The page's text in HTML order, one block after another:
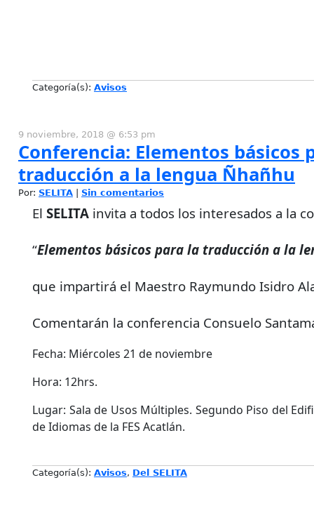
Categoría(s): Avisos
9 noviembre, 2018 @ 6:53 pm
Conferencia: Elementos básicos
traducción a la lengua Ñhañhu
Por: SELITA Sin comentarios
El SELITA invita a todos los interesados a la
“Elementos básicos para la traducción a la
que impartirá el Maestro Raymundo Isidro
Comentarán la conferencia Consuelo
Fecha: Miércoles 21 de noviembre
Hora: 12hrs.
Lugar: Sala de Usos Múltiples. Segundo Piso del
de Idiomas de la FES Acatlán.
Categoría(s): Avisos, Del SELITA